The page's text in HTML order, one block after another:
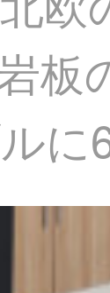
板
に